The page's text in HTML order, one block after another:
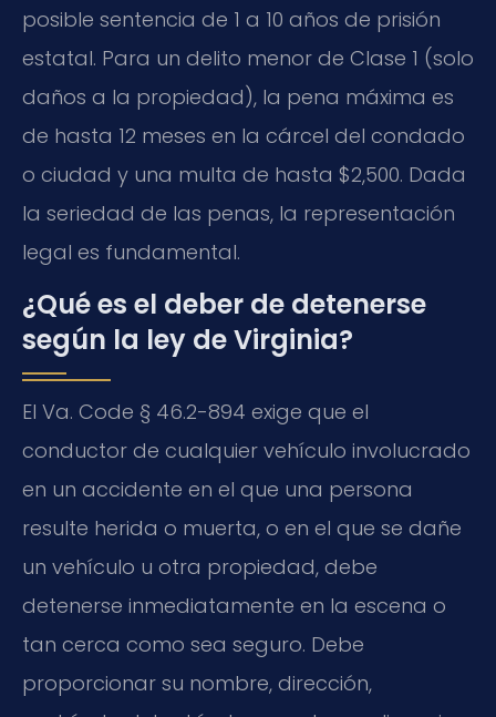
posible sentencia de 1 a 10 años de prisión
estatal. Para un delito menor de Clase 1 (solo
daños a la propiedad), la pena máxima es
de hasta 12 meses en la cárcel del condado
o ciudad y una multa de hasta $2,500. Dada
la seriedad de las penas, la representación
legal es fundamental.
¿Qué es el deber de detenerse
según la ley de Virginia?
El Va. Code § 46.2-894 exige que el
conductor de cualquier vehículo involucrado
en un accidente en el que una persona
resulte herida o muerta, o en el que se dañe
un vehículo u otra propiedad, debe
detenerse inmediatamente en la escena o
tan cerca como sea seguro. Debe
proporcionar su nombre, dirección,